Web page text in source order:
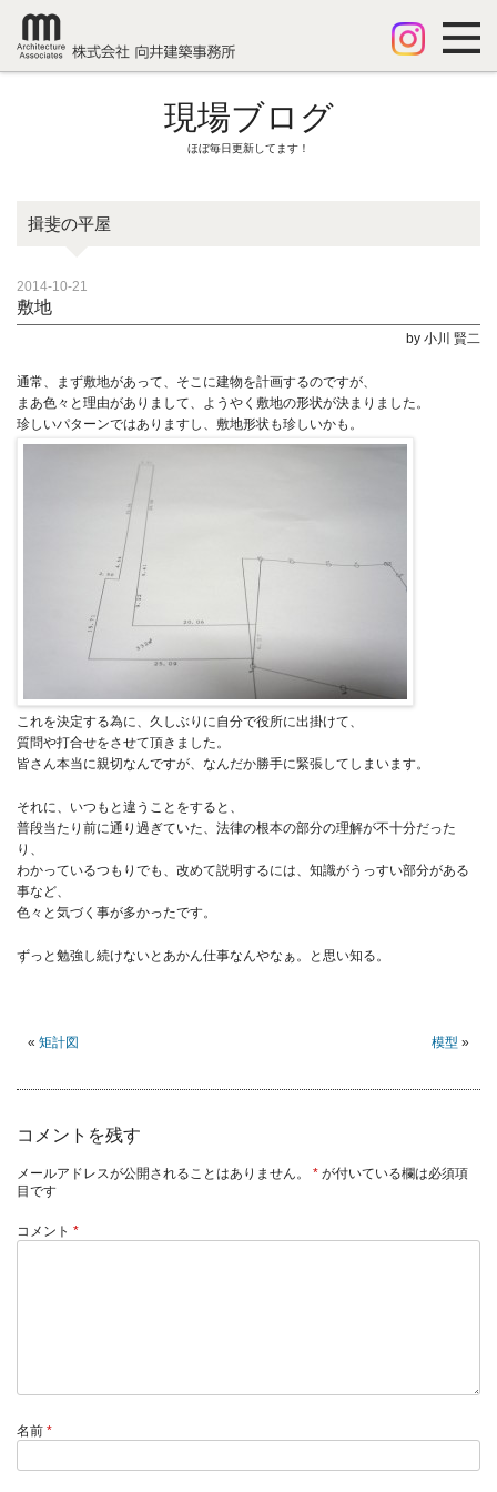
現場ブログ
ほぼ毎日更新してます！
揖斐の平屋
2014-10-21
敷地
by 小川 賢二
通常、まず敷地があって、そこに建物を計画するのですが、
まあ色々と理由がありまして、ようやく敷地の形状が決まりました。
珍しいパターンではありますし、敷地形状も珍しいかも。
これを決定する為に、久しぶりに自分で役所に出掛けて、
質問や打合せをさせて頂きました。
皆さん本当に親切なんですが、なんだか勝手に緊張してしまいます。
それに、いつもと違うことをすると、
普段当たり前に通り過ぎていた、法律の根本の部分の理解が不十分だった
り、
わかっているつもりでも、改めて説明するには、知識がうっすい部分がある
事など、
色々と気づく事が多かったです。
ずっと勉強し続けないとあかん仕事なんやなぁ。と思い知る。
« 矩計図 模型 »
コメントを残す
メールアドレスが公開されることはありません。 * が付いている欄は必須項
目です
コメント *
名前 *